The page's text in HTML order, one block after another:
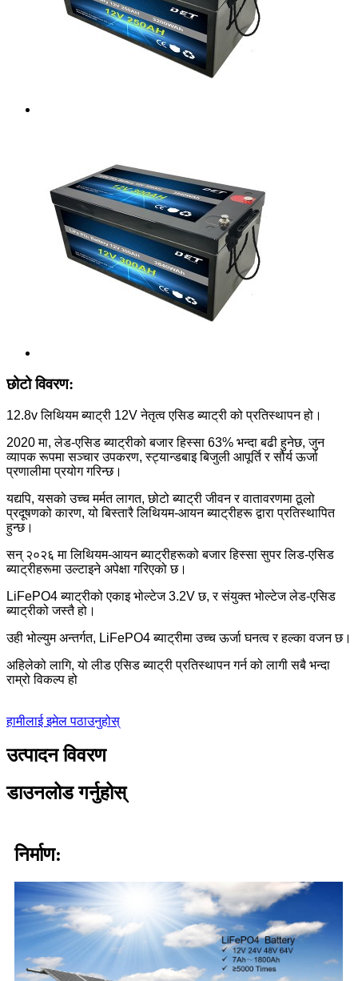
छोटो विवरण:
12.8v लिथियम ब्याट्री 12V नेतृत्व एसिड ब्याट्री को प्रतिस्थापन हो।
2020 मा, लेड-एसिड ब्याट्रीको बजार हिस्सा 63% भन्दा बढी हुनेछ, जुन
व्यापक रूपमा सञ्चार उपकरण, स्ट्यान्डबाइ बिजुली आपूर्ति र सौर्य ऊर्जा
प्रणालीमा प्रयोग गरिन्छ।
यद्यपि, यसको उच्च मर्मत लागत, छोटो ब्याट्री जीवन र वातावरणमा ठूलो
प्रदूषणको कारण, यो बिस्तारै लिथियम-आयन ब्याट्रीहरू द्वारा प्रतिस्थापित
हुन्छ।
सन् २०२६ मा लिथियम-आयन ब्याट्रीहरूको बजार हिस्सा सुपर लिड-एसिड
ब्याट्रीहरूमा उल्टाइने अपेक्षा गरिएको छ।
LiFePO4 ब्याट्रीको एकाइ भोल्टेज 3.2V छ, र संयुक्त भोल्टेज लेड-एसिड
ब्याट्रीको जस्तै हो।
उही भोल्युम अन्तर्गत, LiFePO4 ब्याट्रीमा उच्च ऊर्जा घनत्व र हल्का वजन छ।
अहिलेको लागि, यो लीड एसिड ब्याट्री प्रतिस्थापन गर्न को लागी सबै भन्दा
राम्रो विकल्प हो
हामीलाई इमेल पठाउनुहोस्
उत्पादन विवरण
डाउनलोड गर्नुहोस्
निर्माण: